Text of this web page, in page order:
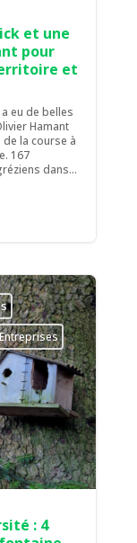
et une
pour
et
eu de belles
Hamant
la course à
167
dans...
: 4